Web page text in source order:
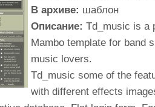
В архиве: шаблон
Описание: Td_music is a
Mambo template for band
music lovers.
Td_music some of the
with different effects